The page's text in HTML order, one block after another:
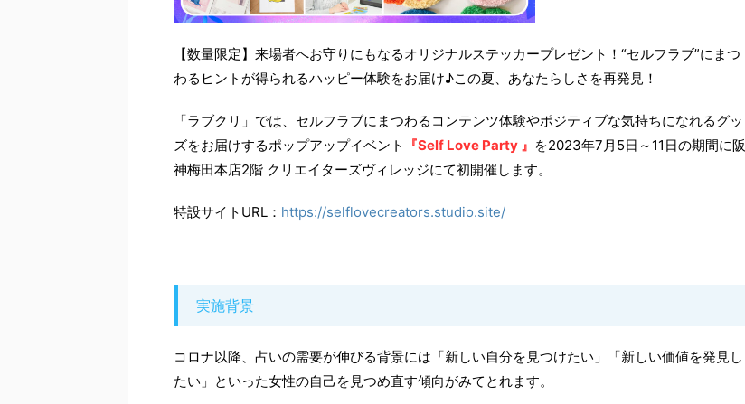
【数量限定】来場者へお守りにもなるオリジナルステッカープレゼント！“セルフラブ”にまつ
わるヒントが得られるハッピー体験をお届け♪この夏、あなたらしさを再発見！
「ラブクリ」では、セルフラブにまつわるコンテンツ体験やポジティブな気持ちになれるグッ
ズをお届けするポップアップイベント
『Self Love Party 』 を2023年7月5日～11日の期間に阪
神梅田本店2階 クリエイターズヴィレッジにて初開催します。
特設サイトURL： https://selflovecreators.studio.site/
実施背景
コロナ以降、占いの需要が伸びる背景には「新しい自分を見つけたい」「新しい価値を発見し
たい」といった女性の自己を見つめ直す傾向がみてとれます。